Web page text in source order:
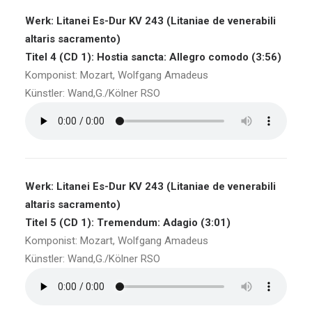
Werk: Litanei Es-Dur KV 243 (Litaniae de venerabili
altaris sacramento)
Titel 4 (CD 1): Hostia sancta: Allegro comodo (3:56)
Komponist: Mozart, Wolfgang Amadeus
Künstler: Wand,G./Kölner RSO
Werk: Litanei Es-Dur KV 243 (Litaniae de venerabili
altaris sacramento)
Titel 5 (CD 1): Tremendum: Adagio (3:01)
Komponist: Mozart, Wolfgang Amadeus
Künstler: Wand,G./Kölner RSO